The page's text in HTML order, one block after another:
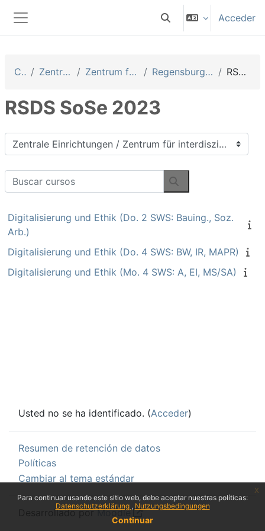
Para continuar usando este sitio web, debe aceptar nuestras políticas:
Datenschutzerklärung
Nutzungsbedingungen
Continuar
x
Panel lateral
Selector de búsqueda
Acceder
Cursos Zentrale Einrichtungen Zentrum für interdisziplinäre Lehre Regensburg School of Digital Sciences RSDS SoSe 2023
RSDS SoSe 2023
Categorías
Buscar cursos
Buscar cursos
Digitalisierung und Ethik (Do. 2 SWS: Bauing., Soz.
Arb.)
Digitalisierung und Ethik (Do. 4 SWS: BW, IR, MAPR)
Digitalisierung und Ethik (Mo. 4 SWS: A, EI, MS/SA)
Usted no se ha identificado. (Acceder)
Resumen de retención de datos
Políticas
Cambiar al tema estándar
Desarrollado porMoodle